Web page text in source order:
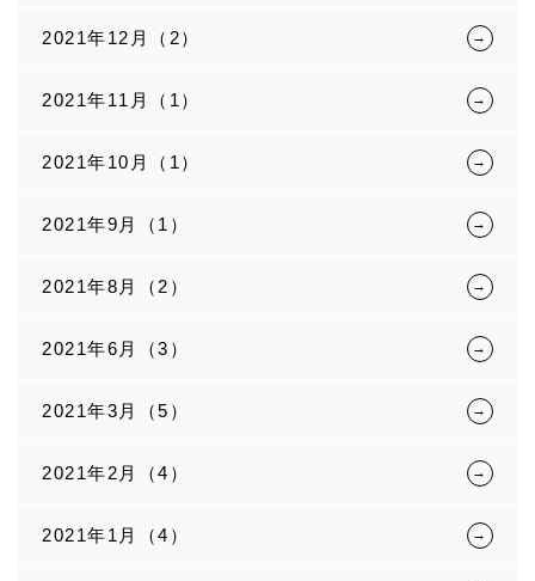
2021年12月（2）
2021年11月（1）
2021年10月（1）
2021年9月（1）
2021年8月（2）
2021年6月（3）
2021年3月（5）
2021年2月（4）
2021年1月（4）